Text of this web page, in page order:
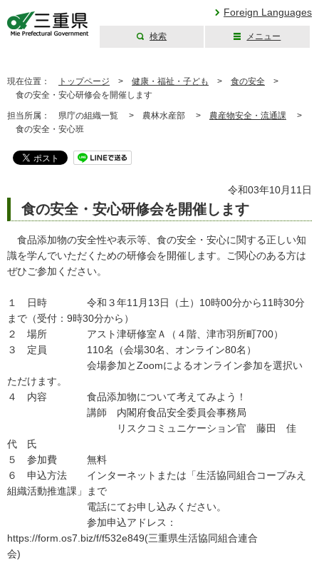
Foreign Languages
検索 メニュー
現在位置： トップページ > 健康・福祉・子ども > 食の安全 >
食の安全・安心研修会を開催します
担当所属： 県庁の組織一覧 > 農林水産部 > 農産物安全・流通課 >
食の安全・安心班
令和03年10月11日
食の安全・安心研修会を開催します
食品添加物の安全性や表示等、食の安全・安心に関する正しい知
識を学んでいただくための研修会を開催します。ご関心のある方は
ぜひご参加ください。
１ 日時 令和３年11月13日（土）10時00分から11時30分
まで（受付：9時30分から）
２ 場所 アスト津研修室Ａ（４階、津市羽所町700）
３ 定員 110名（会場30名、オンライン80名）
会場参加とZoomによるオンライン参加を選択い
ただけます。
４ 内容 食品添加物について考えてみよう！
講師 内閣府食品安全委員会事務局
リスクコミュニケーション官 藤田 佳
代 氏
５ 参加費 無料
６ 申込方法 インターネットまたは「生活協同組合コープみえ
組織活動推進課」まで
電話にてお申し込みください。
参加申込アドレス：
https://form.os7.biz/f/f532e849(三重県生活協同組合連合
会)